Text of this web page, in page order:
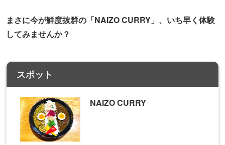
まさに今が鮮度抜群の「NAIZO CURRY」、いち早く体験
してみませんか？
スポット
NAIZO CURRY